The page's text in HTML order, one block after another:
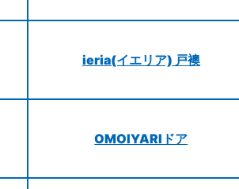
ieria(イエリア) 戸襖
OMOIYARIドア